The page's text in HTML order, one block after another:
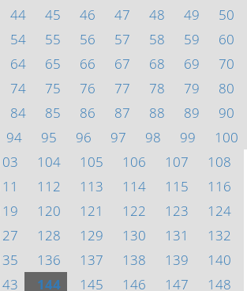
44 45 46 47 48 49
50
54 55 56 57 58 59
60
64 65 66 67 68 69
70
74 75 76 77 78 79
80
84 85 86 87 88 89
90
94 95 96 97 98 99
100
104 105 106 107
108
112 113 114 115
116
120 121 122 123
124
128 129 130 131
132
136 137 138 139
140
144 145 146 147
148